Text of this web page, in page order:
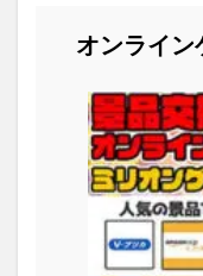
オンライン